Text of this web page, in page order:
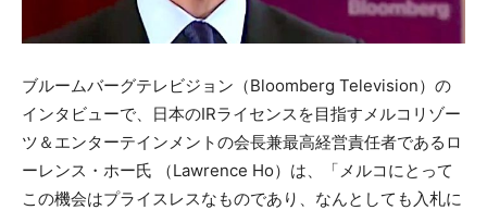
ブルームバーグテレビジョン（Bloomberg Television）の
インタビューで、日本のIRライセンスを目指すメルコリゾー
ツ＆エンターテインメントの会長兼最高経営責任者であるロ
ーレンス・ホー氏 （Lawrence Ho）は、「メルコにとって
この機会はプライスレスなものであり、なんとしても入札に